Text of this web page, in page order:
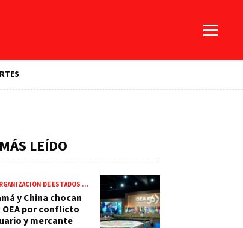
LEÍDO
ORGANIZACIÓN DE ESTADOS AMERICANOS (OEA)
y China chocan
OEA por conflicto
y mercante